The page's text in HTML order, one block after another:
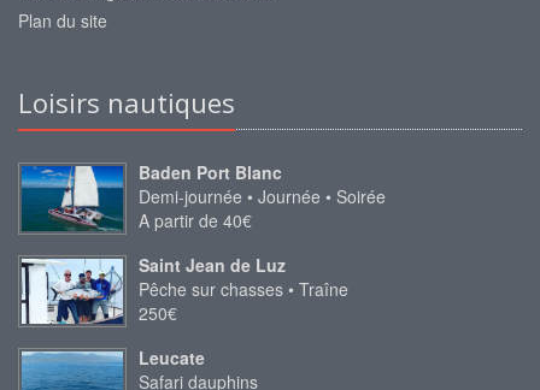
Plan du site
Loisirs nautiques
Baden Port Blanc
Demi-journée • Journée • Soirée
A partir de 40€
Saint Jean de Luz
Pêche sur chasses • Traîne
250€
Leucate
Safari dauphins